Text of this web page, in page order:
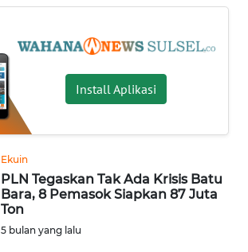
Install Aplikasi
Ekuin
PLN Tegaskan Tak Ada Krisis Batu
Bara, 8 Pemasok Siapkan 87 Juta
Ton
5 bulan yang lalu